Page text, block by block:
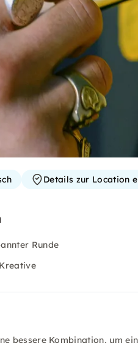
Details zur Location
Runde
bessere Kombination, um